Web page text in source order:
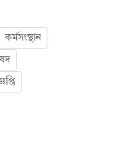
কর্মসংস্থান